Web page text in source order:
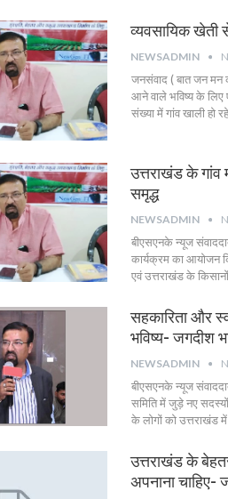
व्यवसायिक खेती
NEWSADMIN
जनसंवाद ( बात जन मन
आने वाले भविष्य के लिए
संख्या में गांव खाली हो
उत्तराखंड के
समृद्ध
NEWSADMIN
बीएसएनके न्यूज
कार्यक्रम का आयोजन
एवं उत्तराखंड के
सहकारिता और
भविष्य- जगदीश
NEWSADMIN
बीएसएनके न्यूज
समिति में जुड़े नए
के लोगों को उत्तराखंड
उत्तराखंड के
अपनाना चाहिए-